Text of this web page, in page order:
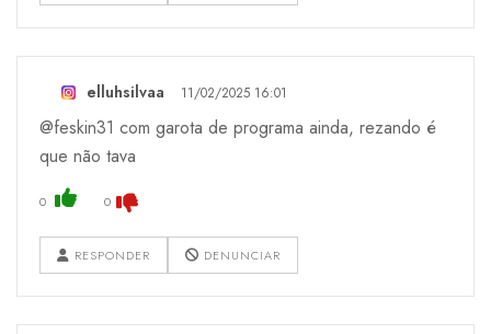
elluhsilvaa 11/02/2025 16:01
@feskin31 com garota de programa ainda, rezando é
que não tava
0 0
RESPONDER DENUNCIAR